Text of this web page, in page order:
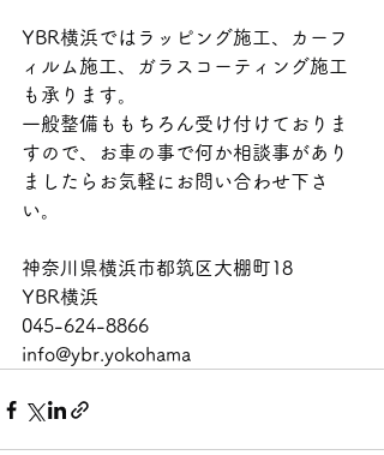
YBR横浜ではラッピング施工、カーフ
ィルム施工、ガラスコーティング施工
も承ります。
一般整備ももちろん受け付けておりま
すので、お車の事で何か相談事があり
ましたらお気軽にお問い合わせ下さ
い。
神奈川県横浜市都筑区大棚町18
YBR横浜
045-624-8866
info@ybr.yokohama